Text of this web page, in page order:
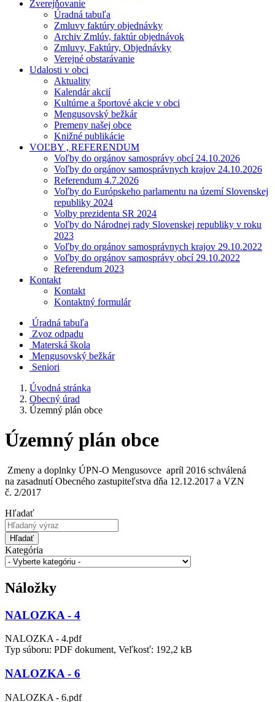
Zverejňovanie
Úradná tabuľa
Zmluvy faktúry objednávky
Archiv Zmlúv, faktúr objednávok
Zmluvy, Faktúry, Objednávky
Verejné obstarávanie
Udalosti v obci
Aktuality
Kalendár akcií
Kultúrne a športové akcie v obci
Mengusovský bežkár
Premeny našej obce
Knižné publikácie
VOĽBY , REFERENDUM
Voľby do orgánov samosprávy obcí 24.10.2026
Voľby do orgánov samosprávnych krajov 24.10.2026
Referendum 4.7.2026
Voľby do Európskeho parlamentu na území Slovenskej
republiky 2024
Volby prezidenta SR 2024
Voľby do Národnej rady Slovenskej republiky v roku
2023
Voľby do orgánov samosprávnych krajov 29.10.2022
Voľby do orgánov samosprávy obcí 29.10.2022
Referendum 2023
Kontakt
Kontakt
Kontaktný formulár
Úradná tabuľa
Zvoz odpadu
Materská škola
Mengusovský bežkár
Seniori
Úvodná stránka
Obecný úrad
Územný plán obce
Územný plán obce
Zmeny a doplnky ÚPN-O Mengusovce apríl 2016 schválená
na zasadnutí Obecného zastupiteľstva dňa 12.12.2017 a VZN
č. 2/2017
Hľadať
Hľadať
Kategória
Náložky
NALOZKA - 4
NALOZKA - 4.pdf
Typ súboru: PDF dokument, Veľkosť: 192,2 kB
NALOZKA - 6
NALOZKA - 6.pdf